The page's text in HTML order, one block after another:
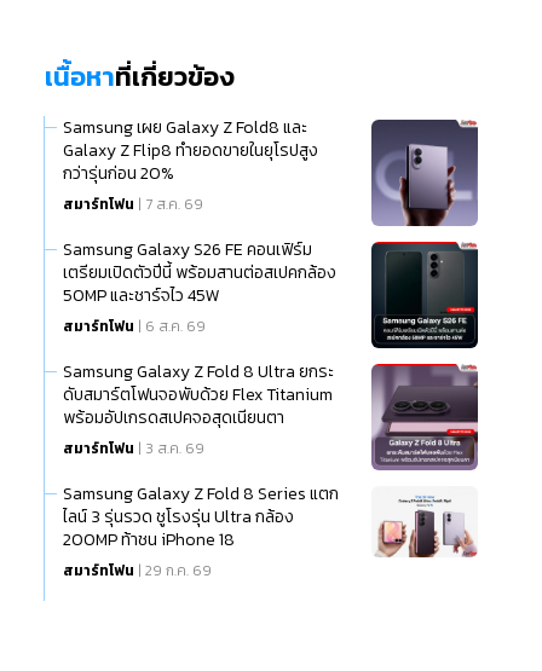
เนื้อหาที่เกี่ยวข้อง
Samsung เผย Galaxy Z Fold8 และ
Galaxy Z Flip8 ทำยอดขายในยุโรปสูง
กว่ารุ่นก่อน 20%
สมาร์ทโฟน | 7 ส.ค. 69
Samsung Galaxy S26 FE คอนเฟิร์ม
เตรียมเปิดตัวปีนี้ พร้อมสานต่อสเปคกล้อง
50MP และชาร์จไว 45W
สมาร์ทโฟน | 6 ส.ค. 69
Samsung Galaxy Z Fold 8 Ultra ยกระ
ดับสมาร์ตโฟนจอพับด้วย Flex Titanium
พร้อมอัปเกรดสเปคจอสุดเนียนตา
สมาร์ทโฟน | 3 ส.ค. 69
Samsung Galaxy Z Fold 8 Series แตก
ไลน์ 3 รุ่นรวด ชูโรงรุ่น Ultra กล้อง
200MP ท้าชน iPhone 18
สมาร์ทโฟน | 29 ก.ค. 69